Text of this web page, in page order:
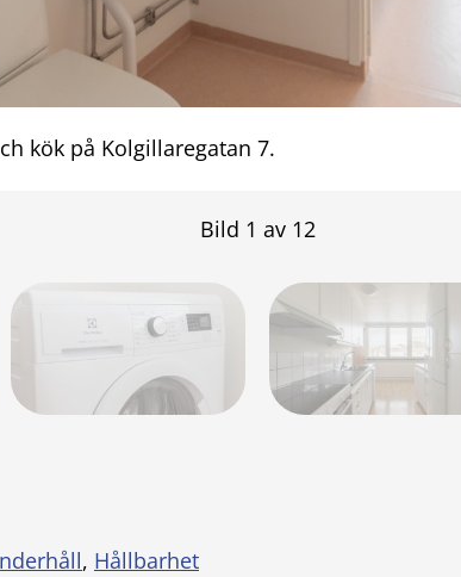
kök på Kolgillaregatan 7.
Bild 1 av 12
, Hållbarhet